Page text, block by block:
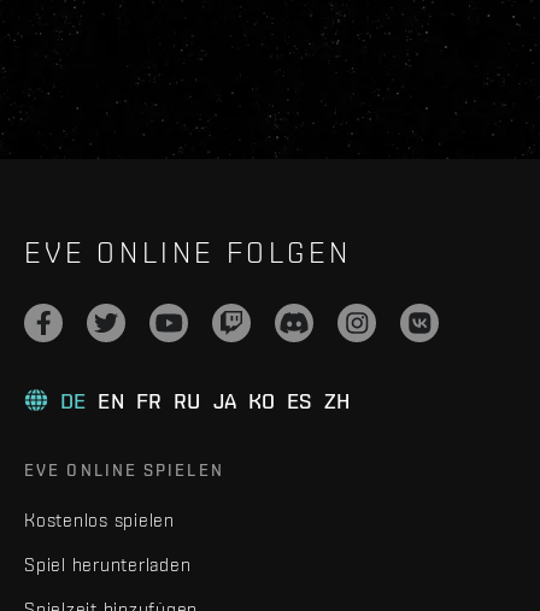
EVE ONLINE FOLGEN
DE EN FR RU JA KO ES ZH
EVE ONLINE SPIELEN
Kostenlos spielen
Spiel herunterladen